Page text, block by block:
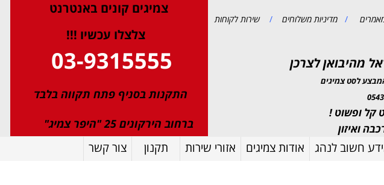
/ מדיניות משלוחים / שירות לקוחות
מהיבואן לצרכן
לסט צמיגים
קל ופשוט !
ואיזון
צמיגים קונים באנטרנט
צלצלו עכשיו !!!
03-9315555
התקנות בסניף פתח תקווה בלבד
ברחוב הירקונים 25 "היפר צמיג"
חשוב לנהג אודות צמיגים אזורי שירות תקנון צור קשר